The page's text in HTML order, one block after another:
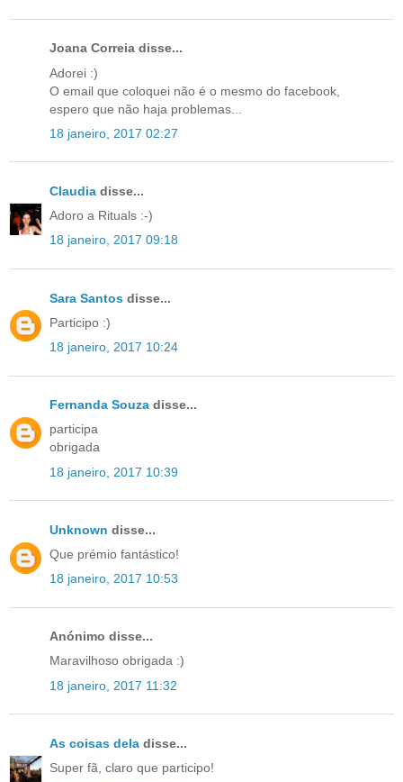
Joana Correia disse...
Adorei :)
O email que coloquei não é o mesmo do facebook,
espero que não haja problemas...
18 janeiro, 2017 02:27
Claudia disse...
Adoro a Rituals :-)
18 janeiro, 2017 09:18
Sara Santos disse...
Participo :)
18 janeiro, 2017 10:24
Fernanda Souza disse...
participa
obrigada
18 janeiro, 2017 10:39
Unknown disse...
Que prémio fantástico!
18 janeiro, 2017 10:53
Anónimo disse...
Maravilhoso obrigada :)
18 janeiro, 2017 11:32
As coisas dela disse...
Super fã, claro que participo!